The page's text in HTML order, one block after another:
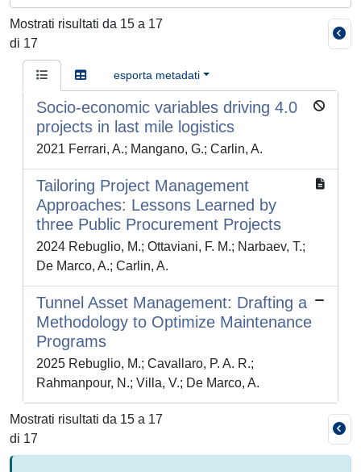
Mostrati risultati da 15 a 17
di 17
esporta metadati
Socio-economic variables driving 4.0
projects in last mile logistics
2021 Ferrari, A.; Mangano, G.; Carlin, A.
Tailoring Project Management
Approaches: Lessons Learned by
three Public Procurement Projects
2024 Rebuglio, M.; Ottaviani, F. M.; Narbaev, T.;
De Marco, A.; Carlin, A.
Tunnel Asset Management: Drafting a
Methodology to Optimize Maintenance
Programs
2025 Rebuglio, M.; Cavallaro, P. A. R.;
Rahmanpour, N.; Villa, V.; De Marco, A.
Mostrati risultati da 15 a 17
di 17